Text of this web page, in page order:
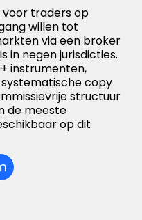
voor traders op
willen tot
via een broker
in negen jurisdicties.
instrumenten,
copy
structuur
de meeste
op dit